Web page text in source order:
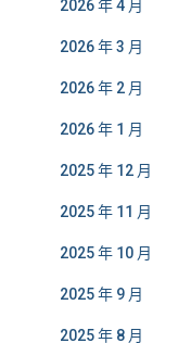
2026 年 4 月
2026 年 3 月
2026 年 2 月
2026 年 1 月
2025 年 12 月
2025 年 11 月
2025 年 10 月
2025 年 9 月
2025 年 8 月